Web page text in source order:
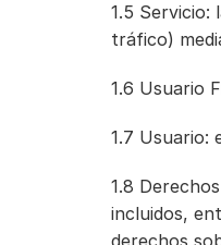
1.5
tráfico)
1.6 Usuario
1.7 Usuario:
1.8
incluidos,
derechos